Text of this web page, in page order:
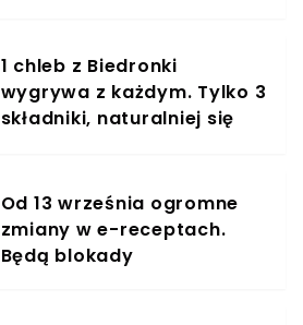
1 chleb z Biedronki
wygrywa z każdym. Tylko 3
składniki, naturalniej się
Od 13 września ogromne
zmiany w e-receptach.
Będą blokady